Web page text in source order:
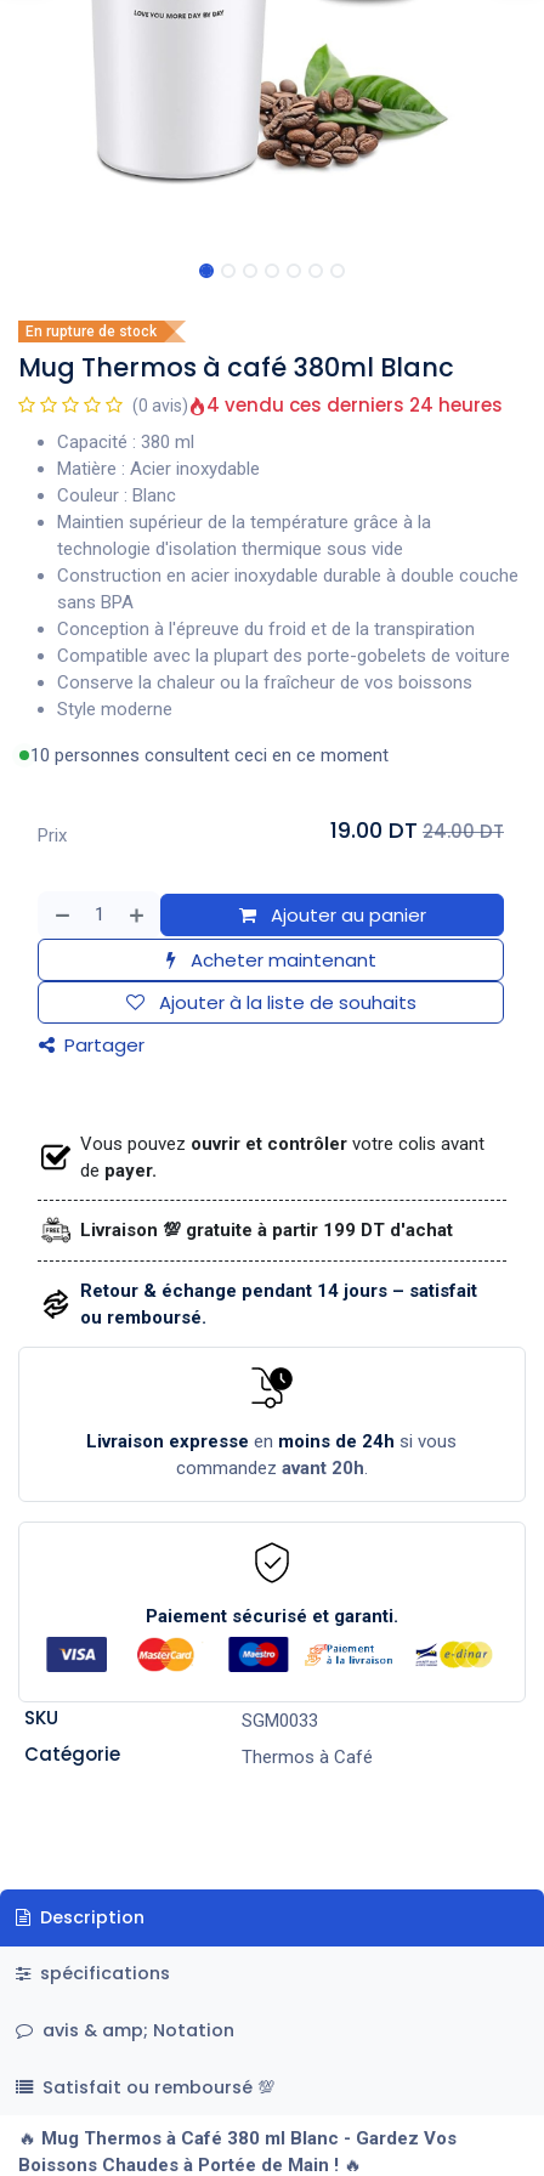
En rupture de stock
Mug Thermos à café 380ml Blanc
(0 avis) 4 vendu ces derniers 24 heures
Capacité : 380 ml
Matière : Acier inoxydable
Couleur : Blanc
Maintien supérieur de la température grâce à la
technologie d'isolation thermique sous vide
Construction en acier inoxydable durable à double couche
sans BPA
Conception à l'épreuve du froid et de la transpiration
Compatible avec la plupart des porte-gobelets de voiture
Conserve la chaleur ou la fraîcheur de vos boissons
Style moderne
10 personnes consultent ceci en ce moment
Ajouter au panier
Acheter maintenant
Ajouter à la liste de souhaits
Partager
Prix 19.00 DT 24.00 DT
Vous pouvez ouvrir et contrôler votre colis avant
de payer.
Livraison 💯 gratuite à partir 199 DT d'achat
Retour & échange pendant 14 jours – satisfait
ou remboursé.
Livraison expresse en moins de 24h si vous
commandez avant 20h.
Paiement sécurisé et garanti.
SKU SGM0033
Catégorie Thermos à Café
Description
spécifications
avis & amp; Notation
Satisfait ou remboursé 💯
🔥 Mug Thermos à Café 380 ml Blanc - Gardez Vos
Boissons Chaudes à Portée de Main ! 🔥